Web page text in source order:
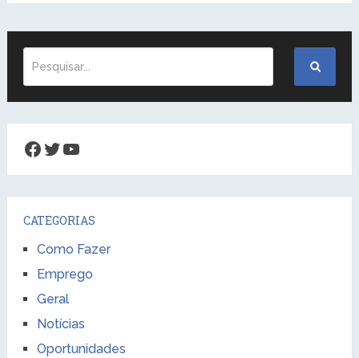
Facebook
Twitter
Youtube
CATEGORIAS
Como Fazer
Emprego
Geral
Notícias
Oportunidades